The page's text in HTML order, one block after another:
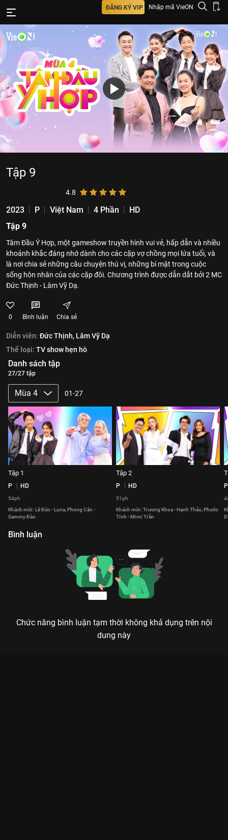
ĐĂNG KÝ VIP Nhập mã VieON
Tập 9
4.8
2023 P Việt Nam 4 Phần
HD
Tập 9
Tâm Đầu Ý Hợp, một gameshow truyền hình vui vẻ, hấp dẫn và nhiều
khoảnh khắc đáng nhớ dành cho các cặp vợ chồng mọi lứa tuổi, và
là nơi chia sẻ những câu chuyện thú vị, những bí mật trong cuộc
sống hôn nhân của các cặp đôi. Chương trình được dẫn dắt bởi 2 MC
Đức Thịnh - Lâm Vỹ Dạ.
0 Bình luận Chia sẻ
Diễn viên: Đức Thịnh, Lâm Vỹ Dạ
Thể loại: TV show hẹn hò
Danh sách tập
27/27 tập
Mùa 4 01-27
Tập 1
P HD
54ph
Khách mời: Lê Đức - Luna, Phong Cận -
Sammy Đào
Tập 2
P HD
51ph
Khách mời: Trương Khoa - Hạnh Thảo, Phước
Tính - Mimi Trần
P
Bình luận
Chức năng bình luận tạm thời không khả dụng trên nội
dung này